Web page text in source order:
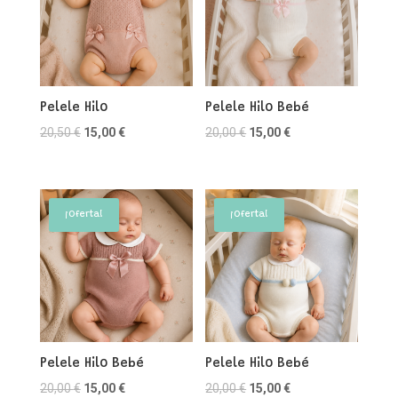
Pelele Hilo
20,50€ El
era:
20,50 €.
15,00€El
es:
15,00 €.
Pelele Hilo Bebé
20,00€ El
era:
20,00 €.
15,00€El
es:
15,00 €.
¡Oferta!
Pelele Hilo Bebé
20,00€ El
15,00€El
¡Oferta!
Pelele Hilo Bebé
20,00€ El
15,00€El